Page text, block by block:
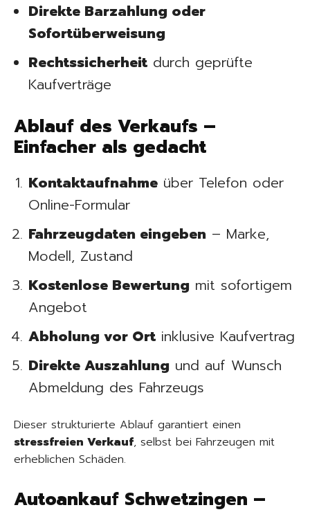
Direkte Barzahlung oder
Sofortüberweisung
Rechtssicherheit durch geprüfte
Kaufverträge
Ablauf des Verkaufs –
Einfacher als gedacht
Kontaktaufnahme über Telefon oder
Online-Formular
Fahrzeugdaten eingeben – Marke,
Modell, Zustand
Kostenlose Bewertung mit sofortigem
Angebot
Abholung vor Ort inklusive Kaufvertrag
Direkte Auszahlung und auf Wunsch
Abmeldung des Fahrzeugs
Dieser strukturierte Ablauf garantiert einen
stressfreien Verkauf, selbst bei Fahrzeugen mit
erheblichen Schäden.
Autoankauf Schwetzingen –